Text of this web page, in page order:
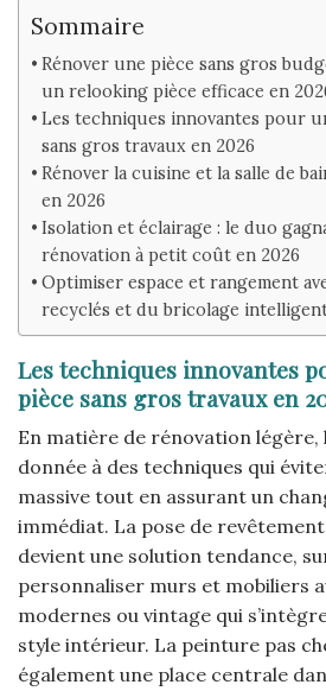
Sommaire
Rénover une pièce sans gros
un relooking pièce efficace en
Les techniques innovantes pour
sans gros travaux en 2026
Rénover la cuisine et la salle de
en 2026
Isolation et éclairage : le duo
rénovation à petit coût en 2026
Optimiser espace et rangement
recyclés et du bricolage
Les techniques innovantes
pièce sans gros travaux en
En matière de rénovation
donnée à des techniques qui
massive tout en assurant un
immédiat. La pose de
devient une solution tendance,
personnaliser murs et mobiliers
modernes ou vintage qui
style intérieur. La peinture pas
également une place centrale